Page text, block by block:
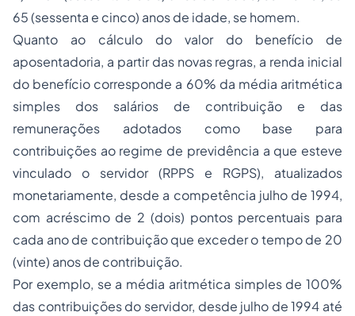
65 (sessenta e cinco) anos de idade, se homem.
Quanto ao cálculo do valor do benefício de
aposentadoria, a partir das novas regras, a renda inicial
do benefício corresponde a 60% da média aritmética
simples dos salários de contribuição e das
remunerações adotados como base para
contribuições ao regime de previdência a que esteve
vinculado o servidor (RPPS e RGPS), atualizados
monetariamente, desde a competência julho de 1994,
com acréscimo de 2 (dois) pontos percentuais para
cada ano de contribuição que exceder o tempo de 20
(vinte) anos de contribuição.
Por exemplo, se a média aritmética simples de 100%
das contribuições do servidor, desde julho de 1994 até